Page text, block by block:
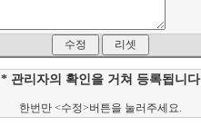
* 관리자의 확인을 거쳐 등록됩니다
한번만 <수정>버튼을 눌러주세요.